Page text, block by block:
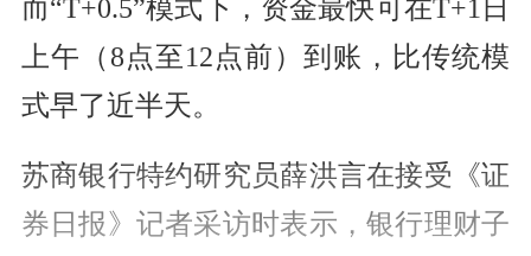
而“T+0.5”模式下，资金最快可在T+1日
上午（8点至12点前）到账，比传统模
式早了近半天。
苏商银行特约研究员薛洪言在接受《证
券日报》记者采访时表示，银行理财子